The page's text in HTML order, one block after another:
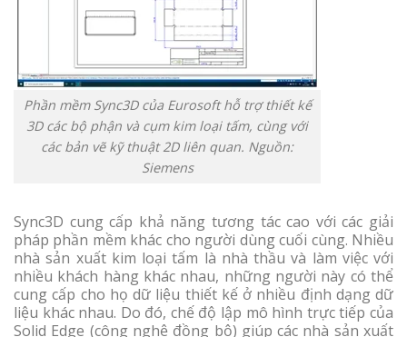
Phần mềm Sync3D của Eurosoft hỗ trợ thiết kế
3D các bộ phận và cụm kim loại tấm, cùng với
các bản vẽ kỹ thuật 2D liên quan. Nguồn:
Siemens
Sync3D cung cấp khả năng tương tác cao với các giải
pháp phần mềm khác cho người dùng cuối cùng. Nhiều
nhà sản xuất kim loại tấm là nhà thầu và làm việc với
nhiều khách hàng khác nhau, những người này có thể
cung cấp cho họ dữ liệu thiết kế ở nhiều định dạng dữ
liệu khác nhau. Do đó, chế độ lập mô hình trực tiếp của
Solid Edge (công nghệ đồng bộ) giúp các nhà sản xuất